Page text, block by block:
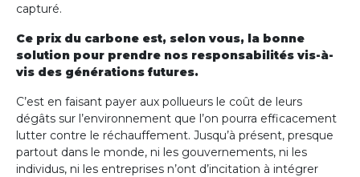
capturé.
Ce prix du carbone est, selon vous, la bonne
solution pour prendre nos responsabilités vis-à-
vis des générations futures.
C’est en faisant payer aux pollueurs le coût de leurs
dégâts sur l’environnement que l’on pourra efficacement
lutter contre le réchauffement. Jusqu’à présent, presque
partout dans le monde, ni les gouvernements, ni les
individus, ni les entreprises n’ont d’incitation à intégrer